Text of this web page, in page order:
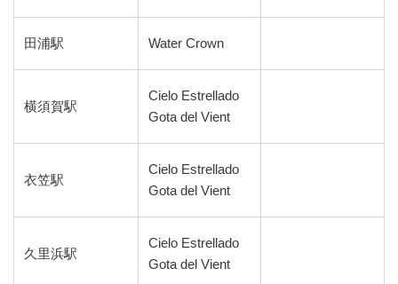
田浦駅 Water Crown
横須賀駅
Cielo Estrellado
Gota del Vient
衣笠駅
Cielo Estrellado
Gota del Vient
久里浜駅
Cielo Estrellado
Gota del Vient